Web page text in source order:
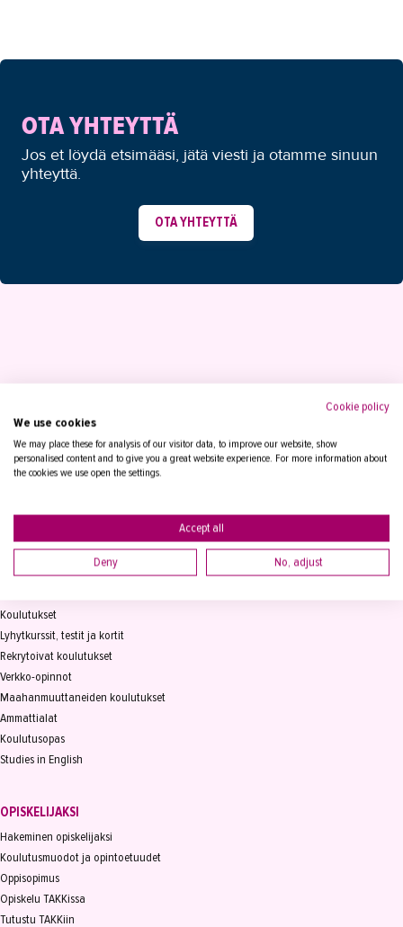
OTA YHTEYTTÄ
Jos et löydä etsimääsi, jätä viesti ja otamme sinuun
yhteyttä.
OTA YHTEYTTÄ
Tampereen Aikuiskoulutuskeskus
PL 15, 33821 Tampere
Vaihde03 2361 111
Koulutukset
Lyhytkurssit, testit ja kortit
Rekrytoivat koulutukset
Verkko-opinnot
Maahanmuuttaneiden koulutukset
Ammattialat
Koulutusopas
Studies in English
OPISKELIJAKSI
Hakeminen opiskelijaksi
Koulutusmuodot ja opintoetuudet
Oppisopimus
Opiskelu TAKKissa
Tutustu TAKKiin
Cookie policy
We use cookies
We may place these for analysis of our visitor data, to improve our website, show
personalised content and to give you a great website experience. For more information about
the cookies we use open the settings.
Accept all
Deny No, adjust